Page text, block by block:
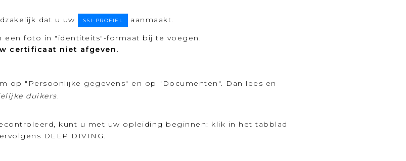
dat u uw
SSI-PROFIEL
aanmaakt.
een foto in "identiteits"-formaat bij te voegen.
certificaat niet afgeven.
op "Persoonlijke gegevens" en op "Documenten". Dan lees en
duikers.
kunt u met uw opleiding beginnen: klik in het tabblad
DEEP DIVING.